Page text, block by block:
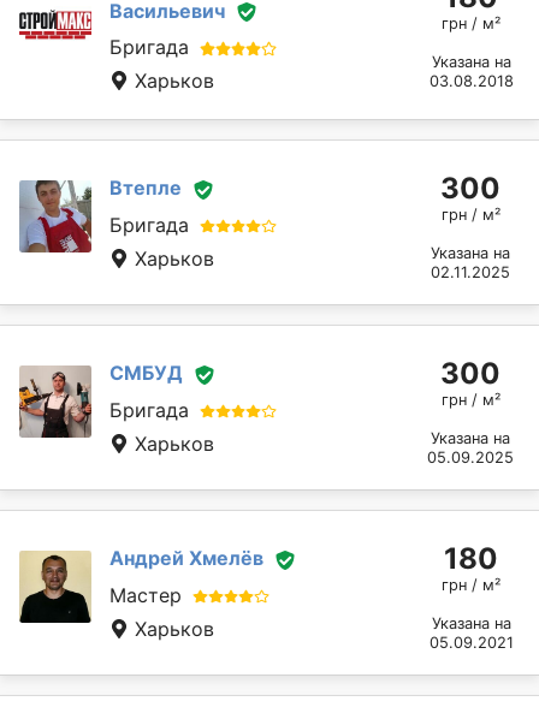
Васильевич
Бригада
Харьков
грн / м²
Указана на
03.08.2018
Втепле
Бригада
Харьков
300
грн / м²
Указана на
02.11.2025
СМБУД
Бригада
Харьков
300
грн / м²
Указана на
05.09.2025
Андрей Хмелёв
Мастер
Харьков
180
грн / м²
Указана на
05.09.2021